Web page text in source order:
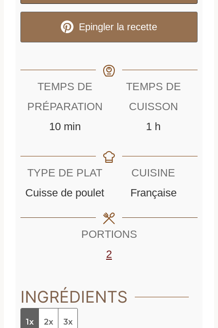
Epingler la recette
TEMPS DE
PRÉPARATION
10m
u
min
TEMPS DE
CUISSON
1 hh
TYPE DE PLAT
Cuisse de poulet
CUISINE
Française
PORTIONS
2
INGRÉDIENTS
1x 2x 3x